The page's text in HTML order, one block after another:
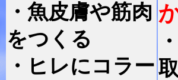
・魚皮膚や筋肉
をつくる
・ヒレにコラー